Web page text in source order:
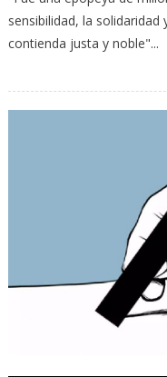
sensibilidad, la solidaridad
contienda justa y noble"...